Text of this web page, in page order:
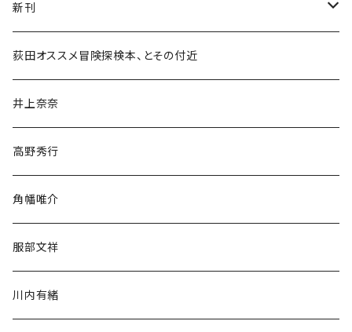
新刊
和書
文学・小説・物語
随筆・ノンフィクション・その他
荻田オススメ冒険探検本、とその付近
井上奈奈
高野秀行
角幡唯介
服部文祥
川内有緒